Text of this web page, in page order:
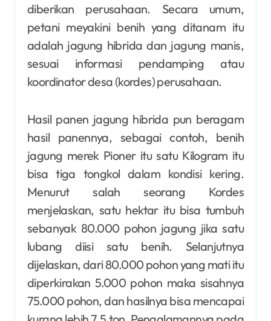
diberikan perusahaan. Secara umum,
petani meyakini benih yang ditanam itu
adalah jagung hibrida dan jagung manis,
sesuai informasi pendamping atau
koordinator desa (kordes) perusahaan.
Hasil panen jagung hibrida pun beragam
hasil panennya, sebagai contoh, benih
jagung merek Pioner itu satu Kilogram itu
bisa tiga tongkol dalam kondisi kering.
Menurut salah seorang Kordes
menjelaskan, satu hektar itu bisa tumbuh
sebanyak 80.000 pohon jagung jika satu
lubang diisi satu benih. Selanjutnya
dijelaskan, dari 80.000 pohon yang mati itu
diperkirakan 5.000 pohon maka sisahnya
75.000 pohon, dan hasilnya bisa mencapai